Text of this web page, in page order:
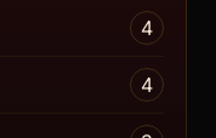
от
4
4